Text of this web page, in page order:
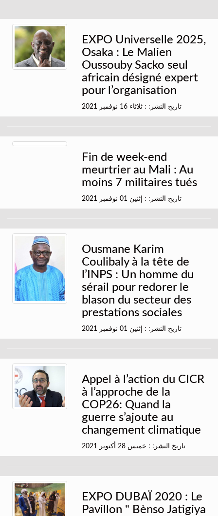
EXPO Universelle 2025,
Osaka : Le Malien
Oussouby Sacko seul
africain désigné expert
pour l’organisation
تاريخ النشر: : ثلاثاء 16 نوفمبر 2021
Fin de week-end
meurtrier au Mali : Au
moins 7 militaires tués
تاريخ النشر: : إثنين 01 نوفمبر 2021
Ousmane Karim
Coulibaly à la tête de
l’INPS : Un homme du
sérail pour redorer le
blason du secteur des
prestations sociales
تاريخ النشر: : إثنين 01 نوفمبر 2021
Appel à l’action du CICR
à l’approche de la
COP26: Quand la
guerre s’ajoute au
changement climatique
تاريخ النشر: : خميس 28 أكتوبر 2021
EXPO DUBAÏ 2020 : Le
Pavillon " Bènso Jatigiya